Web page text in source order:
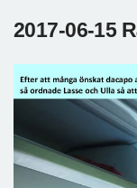
2017-06-15